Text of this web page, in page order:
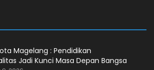
Magelang : Pendidikan
Jadi Kunci Masa Depan Bangsa